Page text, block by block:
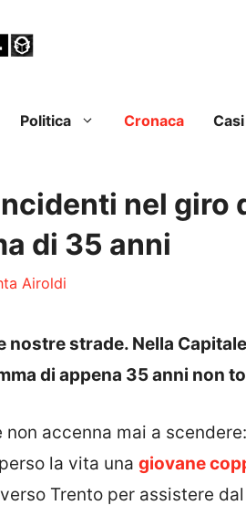
Politica Cronaca Casi
nel giro
di 35 anni
Airoldi
nostre strade. Nella
di appena 35 anni non
non accenna mai a
la vita una giovane
Trento per assistere